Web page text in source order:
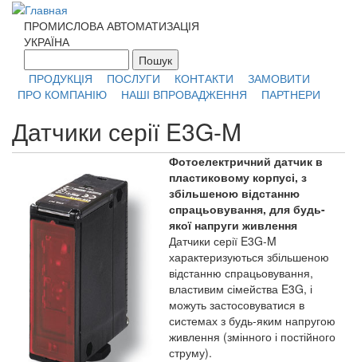
Перейти к основному содержанию
ПРОМИСЛОВА АВТОМАТИЗАЦІЯ
УКРАЇНА
Форма поиска
ПРОДУКЦІЯ
ПОСЛУГИ КОНТАКТИ
ЗАМОВИТИ
ПРО КОМПАНІЮ
НАШІ ВПРОВАДЖЕННЯ ПАРТНЕРИ
Датчики серії E3G-M
Фотоелектричний датчик в
пластиковому корпусі, з
збільшеною відстанню
спрацьовування, для будь-
якої напруги живлення
Датчики серії E3G-M
характеризуються збільшеною
відстанню спрацьовування,
властивим сімейства E3G, і
можуть застосовуватися в
системах з будь-яким напругою
живлення (змінного і постійного
струму).